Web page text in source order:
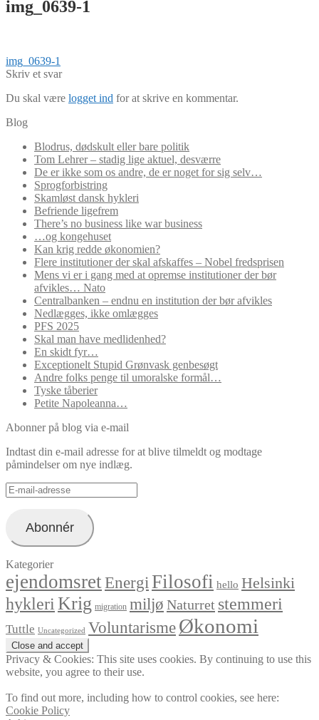
img_0639-1
Indlægsnavigation
Forrige
indlæg:
img_0639-1
Skriv et svar
Du skal være logget ind for at skrive en kommentar.
Blog
Blodrus, dødskult eller bare politik
Tom Lehrer – stadig lige aktuel, desværre
De er ikke som os andre, de er noget for sig selv…
Sprogforbistring
Skamløst dansk hykleri
Befriende ligefrem
There’s no business like war business
…og kongehuset
Kan krig redde økonomien?
Flere institutioner der skal afskaffes – Nobel fredsprisen
Mens vi er i gang med at opremse institutioner der bør
afvikles… Nato
Centralbanken – endnu en institution der bør afvikles
Nedlægges, ikke omlægges
PFS 2025
Skal man have medlidenhed?
En skidt fyr…
Exceptionelt Stupid Grønvask genbesøgt
Andre folks penge til umoralske formål…
Tyske tåberier
Petite Napoleanna…
Abonner på blog via e-mail
Indtast din e-mail adresse for at blive tilmeldt og modtage
påmindelser om nye indlæg.
E-
mail-
Abonnér
Kategorier
ejendomsretEnergi Filosofi hello Helsinki
hykleri Krig migration miljø Naturret stemmeri
Tuttle Uncategorized VoluntarismeØkonomi
Privacy & Cookies: This site uses cookies. By continuing to use this
website, you agree to their use.
To find out more, including how to control cookies, see here:
Cookie Policy